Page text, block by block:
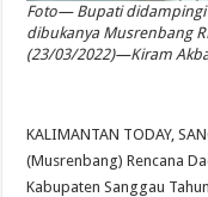
Foto— Bupati didampingi
dibukanya Musrenbang
(23/03/2022)—Kiram
KALIMANTAN TODAY,
(Musrenbang) Rencana
Kabupaten Sanggau